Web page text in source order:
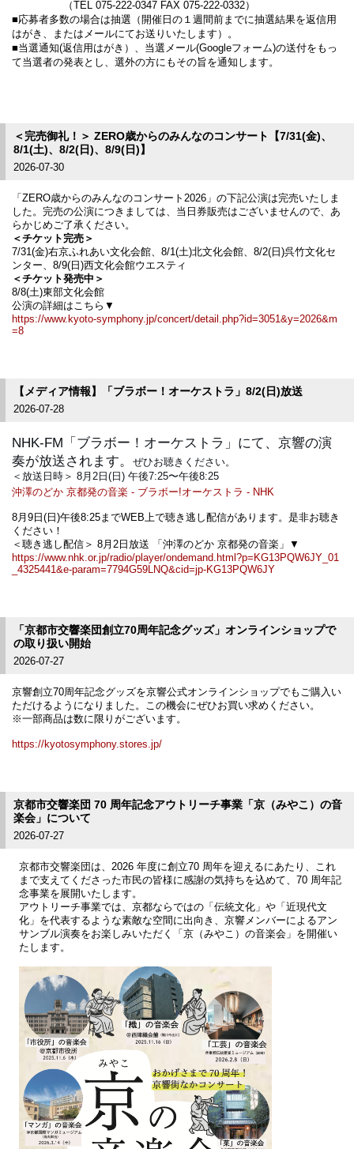
（TEL 075-222-0347 FAX 075-222-0332）
■応募者多数の場合は抽選（開催日の１週間前までに抽選結果を返信用
はがき、またはメールにてお送りいたします）。
■当選通知(返信用はがき）、当選メール(Googleフォーム)の送付をもっ
て当選者の発表とし、選外の方にもその旨を通知します。
＜完売御礼！＞ ZERO歳からのみんなのコンサート【7/31(金)、
8/1(土)、8/2(日)、8/9(日)】
2026-07-30
「ZERO歳からのみんなのコンサート2026」の下記公演は完売いたしま
した。完売の公演につきましては、当日券販売はございませんので、あ
らかじめご了承ください。
＜チケット完売＞
7/31(金)右京ふれあい文化会館、8/1(土)北文化会館、8/2(日)呉竹文化セ
ンター、8/9(日)西文化会館ウエスティ
＜チケット発売中＞
8/8(土)東部文化会館
公演の詳細はこちら▼
https://www.kyoto-symphony.jp/concert/detail.php?id=3051&y=2026&m
=8
【メディア情報】「ブラボー！オーケストラ」8/2(日)放送
2026-07-28
NHK-FM「ブラボー！オーケストラ」にて、京響の演
奏が放送されます。
ぜひお聴きください。
＜放送日時＞ 8月2日(日) 午後7:25〜午後8:25
沖澤のどか 京都発の音楽 - ブラボー!オーケストラ - NHK
8月9日(日)午後8:25までWEB上で聴き逃し配信があります。是非お聴き
ください！
＜聴き逃し配信＞ 8月2日放送 「沖澤のどか 京都発の音楽」▼
https://www.nhk.or.jp/radio/player/ondemand.html?p=KG13PQW6JY_01
_4325441&e-param=7794G59LNQ&cid=jp-KG13PQW6JY
「京都市交響楽団創立70周年記念グッズ」オンラインショップで
の取り扱い開始
2026-07-27
京響創立70周年記念グッズを京響公式オンラインショップでもご購入い
ただけるようになりました。この機会にぜひお買い求めください。
※一部商品は数に限りがございます。
https://kyotosymphony.stores.jp/
京都市交響楽団 70 周年記念アウトリーチ事業「京（みやこ）の音
楽会」について
2026-07-27
京都市交響楽団は、2026 年度に創立70 周年を迎えるにあたり、これ
まで支えてくださった市民の皆様に感謝の気持ちを込めて、70 周年記
念事業を展開いたします。
アウトリーチ事業では、京都ならではの「伝統文化」や「近現代文
化」を代表するような素敵な空間に出向き、京響メンバーによるアン
サンブル演奏をお楽しみいただく「京（みやこ）の音楽会」を開催い
たします。